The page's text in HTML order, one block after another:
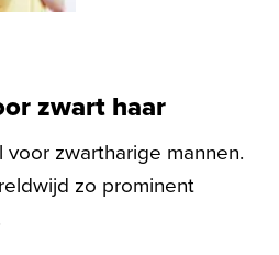
zwart haar
zwartharige mannen.
zo prominent